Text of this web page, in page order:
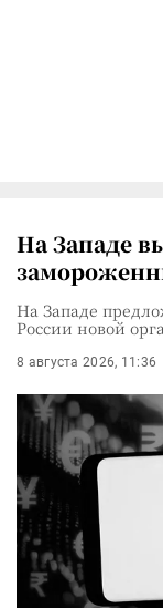
На Западе
На Западе
России новой
8 августа 2026, 11:36